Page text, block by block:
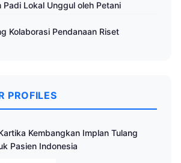
Padi Lokal Unggul oleh Petani
Kolaborasi Pendanaan Riset
PROFILES
Kembangkan Implan Tulang
Pasien Indonesia